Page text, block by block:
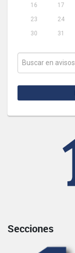
16
17
23
24
30
31
Secciones